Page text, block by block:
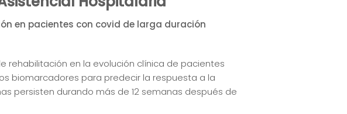
en pacientes con covid de larga duración
rehabilitación en la evolución clínica de pacientes
biomarcadores para predecir la respuesta a la
persisten durando más de 12 semanas después de